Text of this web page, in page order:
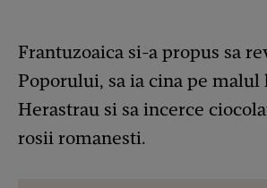
Frantuzoaica si-a propus sa
Poporului, sa ia cina pe malul
Herastrau si sa incerce
rosii romanesti.